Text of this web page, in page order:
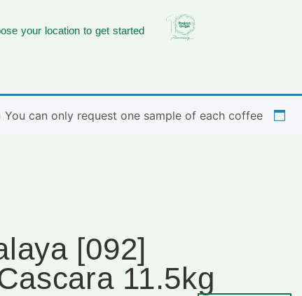
your location to get started
You can only request one sample of each coffee (:
11.5kg